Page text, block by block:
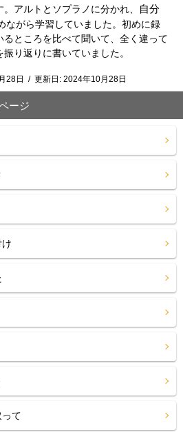
アルトとソプラノに分かれ、
自分
ながら学習していました。初めに録
ところを比べて聞いて、全く違って
り返りに書いていました。
28日 / 更新日: 2024年10月28日
ージ
て